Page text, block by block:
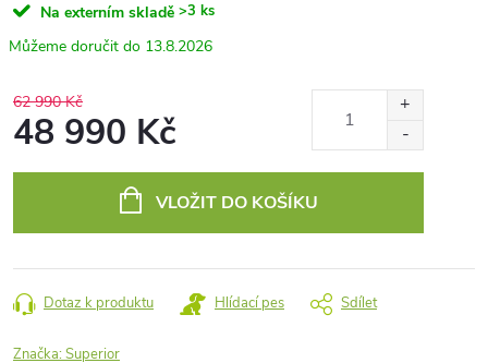
Na externím skladě >3 ks
13.8.2026
62 990 Kč
48 990 Kč
VLOŽIT DO KOŠÍKU
Dotaz k produktu Hlídací pes Sdílet
Značka:Superior